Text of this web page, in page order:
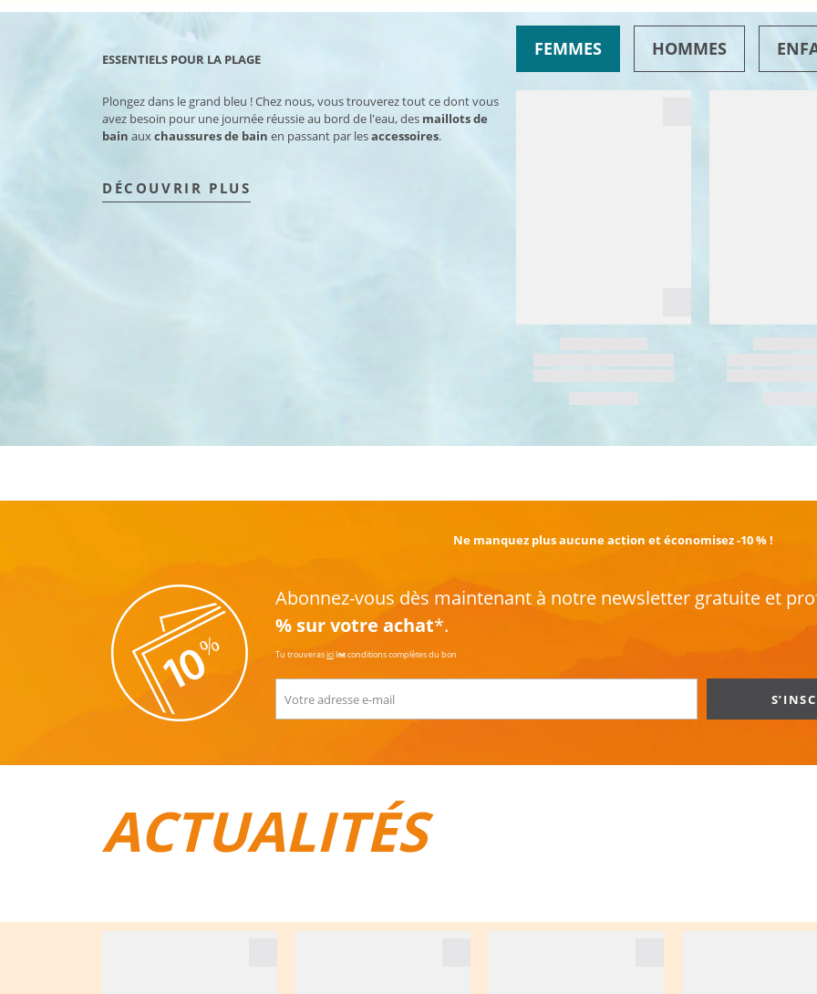
ESSENTIELS POUR LA PLAGE
Plongez dans le grand bleu ! Chez nous, vous trouverez tout ce dont vous
avez besoin pour une journée réussie au bord de l'eau, des maillots de
bain auxchaussures de bain en passant par lesaccessoires.
DÉCOUVRIR PLUS
FEMMES HOMMES
Ne manquez plus aucune action et économisez -10 % !
Abonnez-vous dès maintenant à notre newsletter gratuite et
% sur votre achat*.
Tu trouverasiciles conditions complètes du bon
ACTUALITÉS